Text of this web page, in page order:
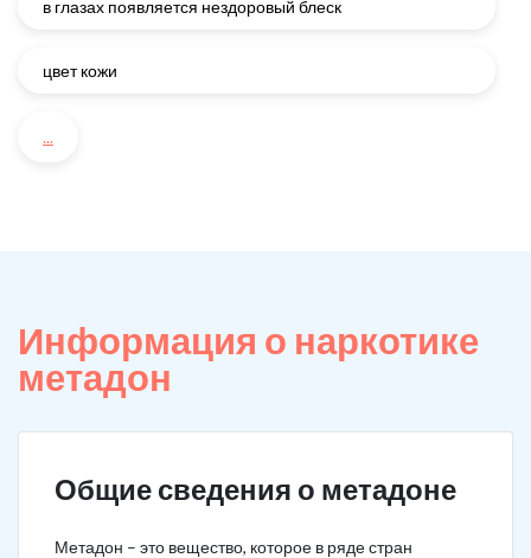
в глазах появляется нездоровый блеск
цвет кожи
...
Информация о наркотике
метадон
Общие сведения о метадоне
Метадон – это вещество, которое в ряде стран